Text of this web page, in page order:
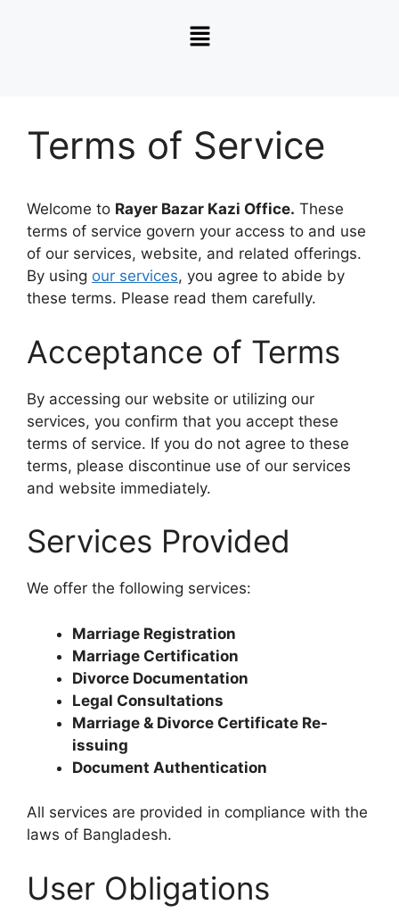
Terms of Service
Welcome to Rayer Bazar Kazi Office. These
terms of service govern your access to and use
of our services, website, and related offerings.
By using our services, you agree to abide by
these terms. Please read them carefully.
Acceptance of Terms
By accessing our website or utilizing our
services, you confirm that you accept these
terms of service. If you do not agree to these
terms, please discontinue use of our services
and website immediately.
Services Provided
We offer the following services:
Marriage Registration
Marriage Certification
Divorce Documentation
Legal Consultations
Marriage & Divorce Certificate Re-
issuing
Document Authentication
All services are provided in compliance with the
laws of Bangladesh.
User Obligations